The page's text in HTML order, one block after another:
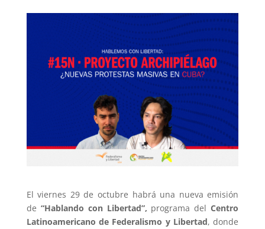
El viernes 29 de octubre habrá una nueva emisión
de “Hablando con Libertad”, programa delCentro
Latinoamericano de Federalismo y Libertad, donde